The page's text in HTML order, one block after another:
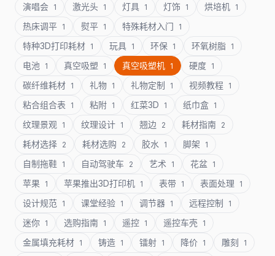
演唱会 1 激光头 1 灯具 1 灯饰 1 烘培机 1
热床调平 1 熨平 1 特殊耗材入门 1
特种3D打印耗材 1 玩具 1 环保 1 环氧树脂 1
电池 1 真空吸塑 1 真空吸塑机 1 硬度 1
碳纤维耗材 1 礼物 1 礼物定制 1 视频教程 1
粘合组合表 1 粘附 1 红菜3D 1 纸巾盒 1
纹理景观 1 纹理设计 1 翘边 2 耗材指南 2
耗材选择 2 耗材选购 2 胶水 1 脚架 1
自制拖鞋 1 自动驾驶车 2 艺术 1 花盆 1
苹果 1 苹果推出3D打印机 1 表带 1 表面处理 1
设计规范 1 课堂经验 1 调节器 1 远程控制 1
迷你 1 选购指南 1 遥控 1 遥控车壳 1
金属填充耗材 1 铸造 1 镭射 1 降价 1 雕刻 1